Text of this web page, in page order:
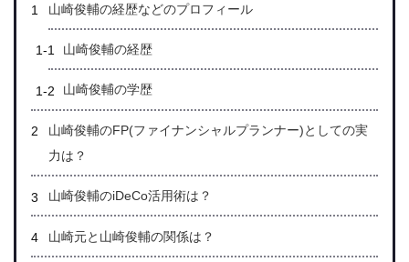
山崎俊輔の経歴などのプロフィール
山崎俊輔の経歴
山崎俊輔の学歴
山崎俊輔のFP(ファイナンシャルプランナー)としての実
力は？
山崎俊輔のiDeCo活用術は？
山崎元と山崎俊輔の関係は？